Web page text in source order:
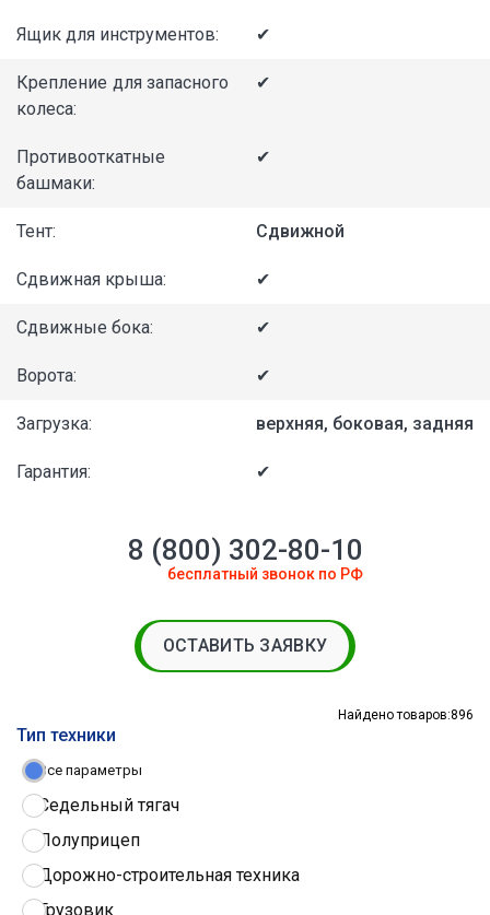
Найдено товаров:896
Тип техники
Все параметры
Седельный тягач
Полуприцеп
Дорожно-строительная техника
Грузовик
Ящик для инструментов: ✔
Крепление для запасного
колеса:
✔
Противооткатные
башмаки:
✔
Тент: Сдвижной
Сдвижная крыша: ✔
Сдвижные бока: ✔
Ворота: ✔
Загрузка: верхняя, боковая, задняя
Гарантия: ✔
8 (800) 302-80-10
бесплатный звонок по РФ
ОСТАВИТЬ ЗАЯВКУ